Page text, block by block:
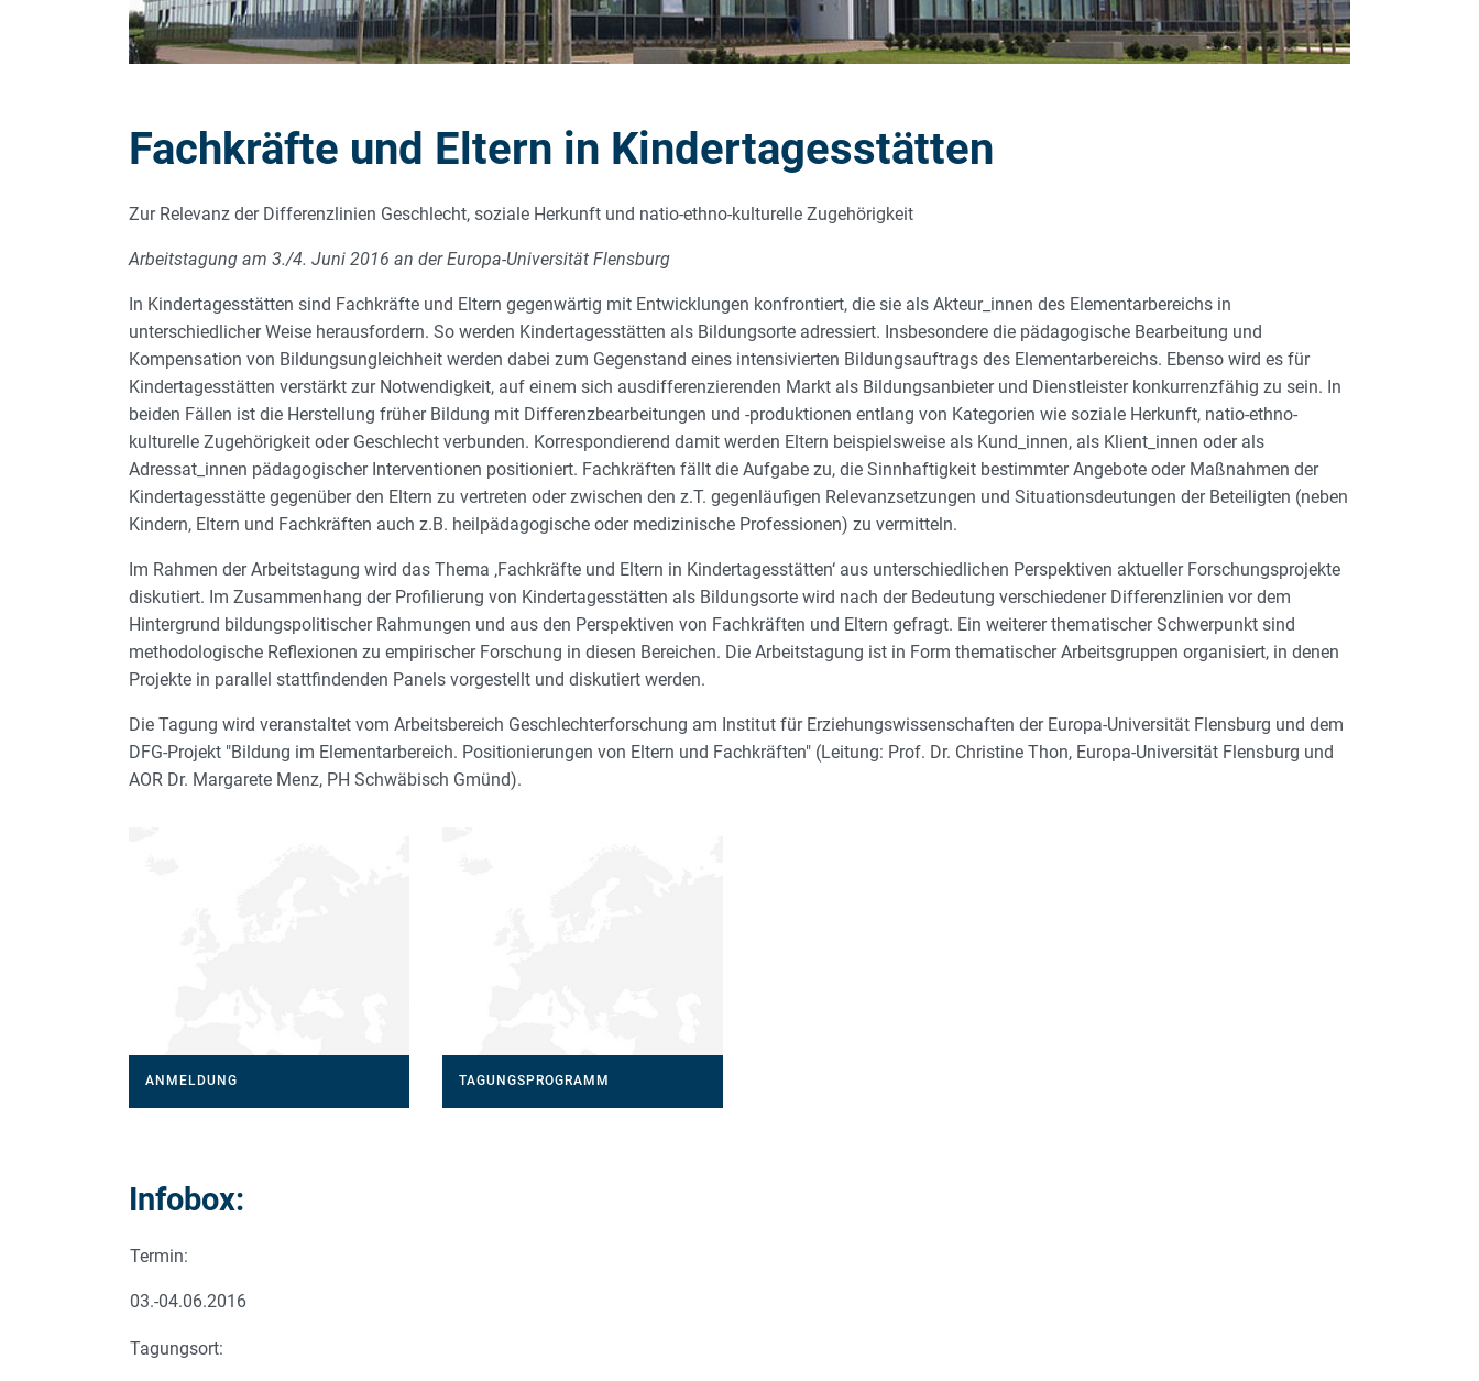
Fachkräfte und Eltern in Kindertagesstätten
Zur Relevanz der Differenzlinien Geschlecht, soziale Herkunft und natio-ethno-kulturelle Zugehörigkeit
Arbeitstagung am 3./4. Juni 2016 an der Europa-Universität Flensburg
In Kindertagesstätten sind Fachkräfte und Eltern gegenwärtig mit Entwicklungen konfrontiert, die sie als Akteur_innen des Elementarbereichs in
unterschiedlicher Weise herausfordern. So werden Kindertagesstätten als Bildungsorte adressiert. Insbesondere die pädagogische Bearbeitung und
Kompensation von Bildungsungleichheit werden dabei zum Gegenstand eines intensivierten Bildungsauftrags des Elementarbereichs. Ebenso wird es für
Kindertagesstätten verstärkt zur Notwendigkeit, auf einem sich ausdifferenzierenden Markt als Bildungsanbieter und Dienstleister konkurrenzfähig zu sein. In
beiden Fällen ist die Herstellung früher Bildung mit Differenzbearbeitungen und -produktionen entlang von Kategorien wie soziale Herkunft, natio-ethno-
kulturelle Zugehörigkeit oder Geschlecht verbunden. Korrespondierend damit werden Eltern beispielsweise als Kund_innen, als Klient_innen oder als
Adressat_innen pädagogischer Interventionen positioniert. Fachkräften fällt die Aufgabe zu, die Sinnhaftigkeit bestimmter Angebote oder Maßnahmen der
Kindertagesstätte gegenüber den Eltern zu vertreten oder zwischen den z.T. gegenläufigen Relevanzsetzungen und Situationsdeutungen der Beteiligten (neben
Kindern, Eltern und Fachkräften auch z.B. heilpädagogische oder medizinische Professionen) zu vermitteln.
Im Rahmen der Arbeitstagung wird das Thema ‚Fachkräfte und Eltern in Kindertagesstätten‘ aus unterschiedlichen Perspektiven aktueller Forschungsprojekte
diskutiert. Im Zusammenhang der Profilierung von Kindertagesstätten als Bildungsorte wird nach der Bedeutung verschiedener Differenzlinien vor dem
Hintergrund bildungspolitischer Rahmungen und aus den Perspektiven von Fachkräften und Eltern gefragt. Ein weiterer thematischer Schwerpunkt sind
methodologische Reflexionen zu empirischer Forschung in diesen Bereichen. Die Arbeitstagung ist in Form thematischer Arbeitsgruppen organisiert, in denen
Projekte in parallel stattfindenden Panels vorgestellt und diskutiert werden.
Die Tagung wird veranstaltet vom Arbeitsbereich Geschlechterforschung am Institut für Erziehungswissenschaften der Europa-Universität Flensburg und dem
DFG-Projekt "Bildung im Elementarbereich. Positionierungen von Eltern und Fachkräften" (Leitung: Prof. Dr. Christine Thon, Europa-Universität Flensburg und
AOR Dr. Margarete Menz, PH Schwäbisch Gmünd).
ANMELDUNG TAGUNGSPROGRAMM
Infobox:
Termin:
03.-04.06.2016
Tagungsort: